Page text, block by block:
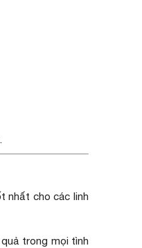
nhất cho các linh
trong mọi tình